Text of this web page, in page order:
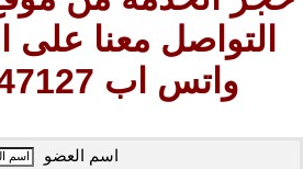
التواصل معنا على
واتس اب 01127747127
اسم العضو